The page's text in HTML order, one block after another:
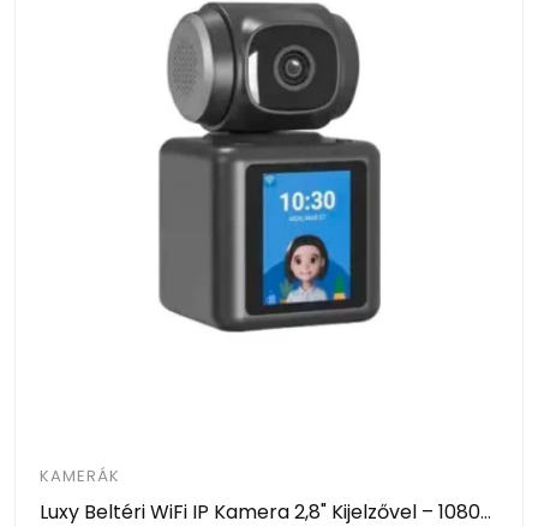
KAMERÁK
Luxy Beltéri WiFi IP Kamera 2,8" Kijelzővel – 1080P, AI Mozgásérzékelés, 360° Forgatható- Video Calling Smart Camera